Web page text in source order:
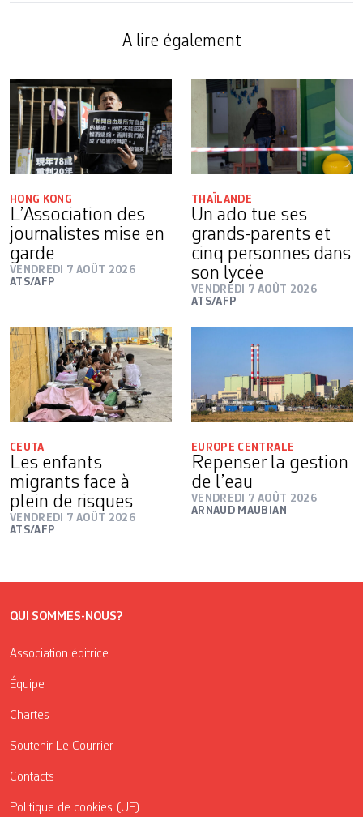
A lire également
HONG KONG
L’Association des
journalistes mise en
garde
VENDREDI 7 AOÛT 2026
ATS/AFP
THAÏLANDE
Un ado tue ses
grands-parents et
cinq personnes dans
son lycée
VENDREDI 7 AOÛT 2026
ATS/AFP
CEUTA
Les enfants
migrants face à
plein de risques
VENDREDI 7 AOÛT 2026
ATS/AFP
EUROPE CENTRALE
Repenser la gestion
de l’eau
VENDREDI 7 AOÛT 2026
ARNAUD MAUBIAN
QUI SOMMES-NOUS?
Association éditrice
Équipe
Chartes
Soutenir Le Courrier
Contacts
Politique de cookies (UE)